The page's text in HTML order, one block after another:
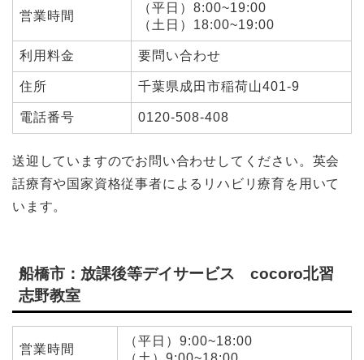
営業時間
（平日）8:00~19:00
（土日）18:00~19:00
利用料金 要問い合わせ
住所 千葉県成田市稲荷山401-9
電話番号 0120-508-408
送迎していますのでお問い合わせしてください。英会
話療育や国家資格従事者によるリハビリ療育を用いて
います。
船橋市：放課後等デイサービス cocoro北習
志野教室
営業時間
（平日）9:00~18:00